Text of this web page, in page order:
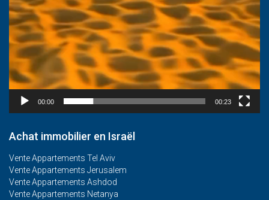
00:00 00:23
Achat immobilier en Israël
Vente Appartements Tel Aviv
Vente Appartements Jerusalem
Vente Appartements Ashdod
Vente Appartements Netanya